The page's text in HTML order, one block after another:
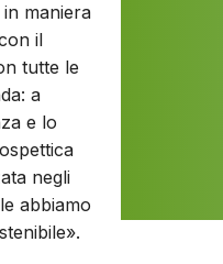
maniera
il
tutte le
a
e lo
negli
abbiamo